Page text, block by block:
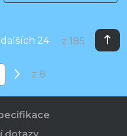
24 z 185
z 8
dotazy